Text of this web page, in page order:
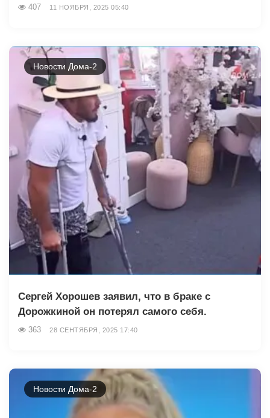
407 11 НОЯБРЯ, 2025 05:40
Новости Дома-2
Сергей Хорошев заявил, что в браке с
Дорожкиной он потерял самого себя.
363 28 СЕНТЯБРЯ, 2025 17:40
Новости Дома-2